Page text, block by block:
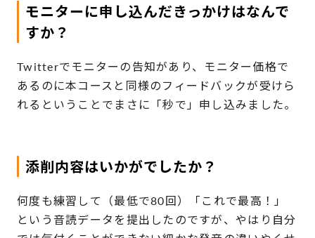
モニターに申し込んだきっかけはなんで
すか？
Twitterでモニターの告知があり、モニター価格で
あるのに本コースと同様のフィードバックが受けら
れるということでまさに「秒で」申し込みました。
添削内容はいかがでしたか？
何度も練習して（最低で80回）「これで最高！」
という音読データを提出したのですが、やはり自分